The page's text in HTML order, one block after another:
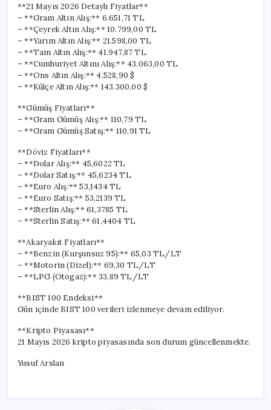
**21 Mayıs 2026 Detaylı Fiyatlar**
– **Gram Altın Alış:** 6.651,71 TL
– **Çeyrek Altın Alış:** 10.799,00 TL
– **Yarım Altın Alış:** 21.598,00 TL
– **Tam Altın Alış:** 41.947,87 TL
– **Cumhuriyet Altını Alış:** 43.063,00 TL
– **Ons Altın Alış:** 4.528,90 $
– **Külçe Altın Alış:** 143.300,00 $
**Gümüş Fiyatları**
– **Gram Gümüş Alış:** 110,79 TL
– **Gram Gümüş Satış:** 110,91 TL
**Döviz Fiyatları**
– **Dolar Alış:** 45,6022 TL
– **Dolar Satış:** 45,6234 TL
– **Euro Alış:** 53,1434 TL
– **Euro Satış:** 53,2139 TL
– **Sterlin Alış:** 61,3785 TL
– **Sterlin Satış:** 61,4404 TL
**Akaryakıt Fiyatları**
– **Benzin (Kurşunsuz 95):** 65,03 TL/LT
– **Motorin (Dizel):** 69,30 TL/LT
– **LPG (Otogaz):** 33,89 TL/LT
**BIST 100 Endeksi**
Gün içinde BIST 100 verileri izlenmeye devam ediliyor.
**Kripto Piyasası**
21 Mayıs 2026 kripto piyasasında son durum güncellenmekte.
Yusuf Arslan